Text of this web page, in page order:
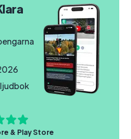
& Play Store